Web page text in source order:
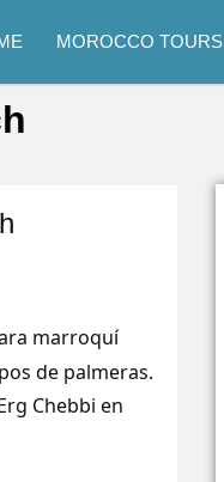
MOROCCO TOURS
marroquí
de palmeras.
Chebbi en